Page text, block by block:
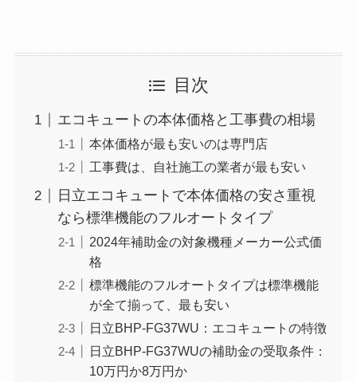
目次
エコキュートの本体価格と工事費の相場
本体価格が最も安いのは専門店
工事費は、自社施工の業者が最も安い
日立エコキュートで本体価格の安さ重視
なら標準機能のフルオートタイプ
2024年補助金の対象機種メーカー公式価
格
標準機能のフルオートタイプは標準機能
が全て揃って、最も安い
日立BHP-FG37WU：エコキュートの特徴
日立BHP-FG37WUの補助金の受取条件：
10万円か8万円か